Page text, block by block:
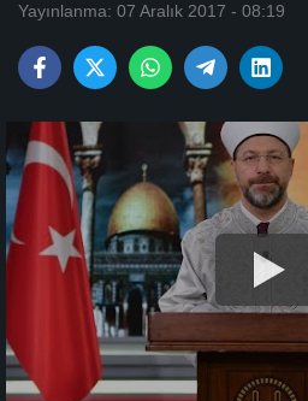
Yayınlanma: 07 Aralık 2017 - 08:19